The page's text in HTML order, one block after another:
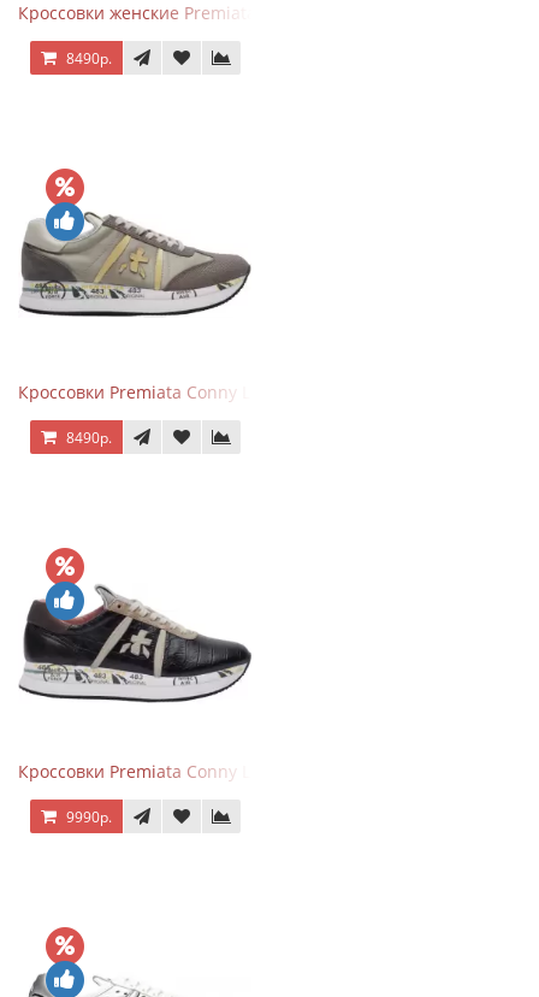
Кроссовки женские Premiata Conny бежево-серые с розовым
8490р.
Кроссовки Premiata Conny Leather Beige
8490р.
Кроссовки Premiata Conny Leather Black Brown
9990р.